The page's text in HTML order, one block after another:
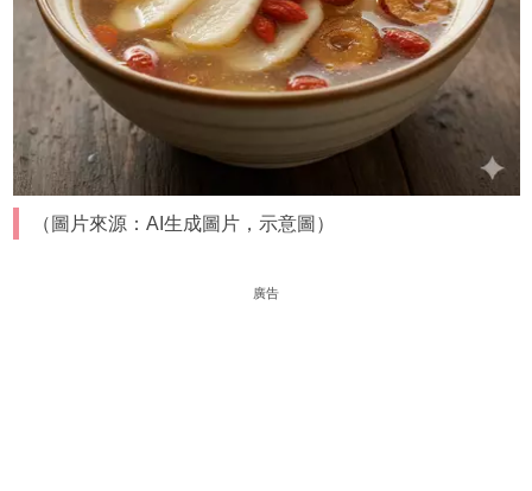
（圖片來源：AI生成圖片，示意圖）
廣告